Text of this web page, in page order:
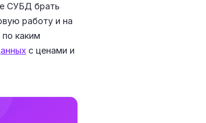
СУБД брать
работу и на
каким
с ценами и